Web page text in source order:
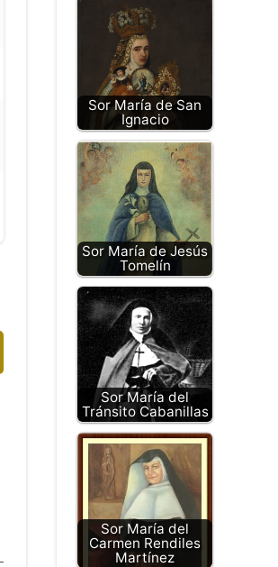
Sor María de San
Ignacio
Sor María de Jesús
Tomelín
Sor María del
Tránsito Cabanillas
Sor María del
Carmen Rendiles
Martínez